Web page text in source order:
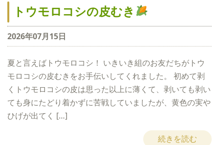
トウモロコシの皮むき
2026年07月15日
夏と言えばトウモロコシ！ いきいき組のお友だちがトウ
モロコシの皮むきをお手伝いしてくれました。 初めて剥
くトウモロコシの皮は思った以上に薄くて、剥いても剥い
ても身にたどり着かずに苦戦していましたが、黄色の実や
ひげが出てく […]
続きを読む